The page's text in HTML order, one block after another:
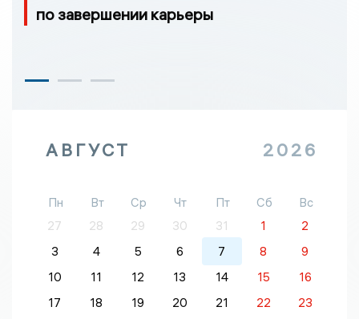
по завершении карьеры
АВГУСТ 2026
Пн Вт Ср Чт Пт Сб
Вс
27
28 29 30 31 1
2
3
4 5 6 7 8
9
10
11 12 13 14 15
16
17
18 19 20 21 22
23